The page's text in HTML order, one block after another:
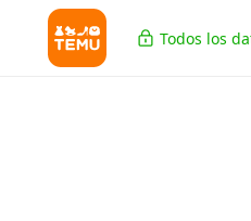
Todos los